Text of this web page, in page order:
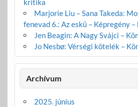
Marjorie Liu – Sana Takeda:
fenevad 6.: Az eskü – Képregény
Jen Beagin: A Nagy Svájci –
Jo Nesbø: Vérségi kötelék –
Archívum
2025. június